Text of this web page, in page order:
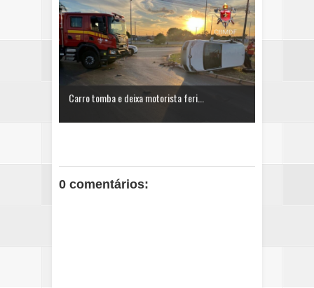
Carro tomba e deixa motorista feri...
0 comentários: